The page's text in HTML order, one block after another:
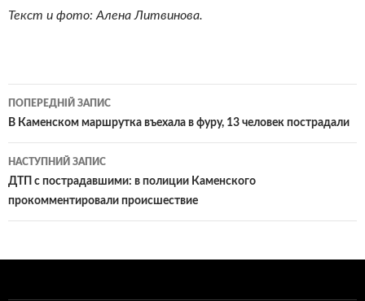
Текст и фото: Алена Литвинова.
Навігація
по
записам
ПОПЕРЕДНІЙ ЗАПИС
В Каменском маршрутка въехала в фуру, 13 человек пострадали
НАСТУПНИЙ ЗАПИС
ДТП с пострадавшими: в полиции Каменского
прокомментировали происшествие